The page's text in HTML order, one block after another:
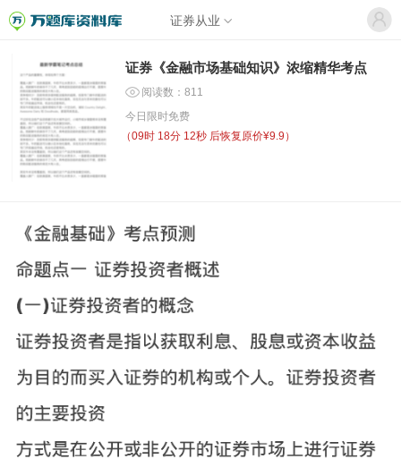
证券从业
证券《金融市场基础知识》浓缩精华考点
阅读数：811
今日限时免费
（09时 18分 12秒 后恢复原价¥9.9）